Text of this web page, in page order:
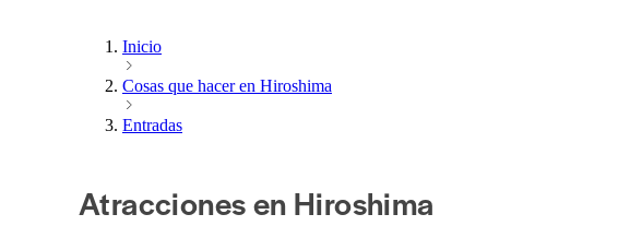
Inicio
Cosas que hacer en Hiroshima
Entradas
Atracciones en Hiroshima